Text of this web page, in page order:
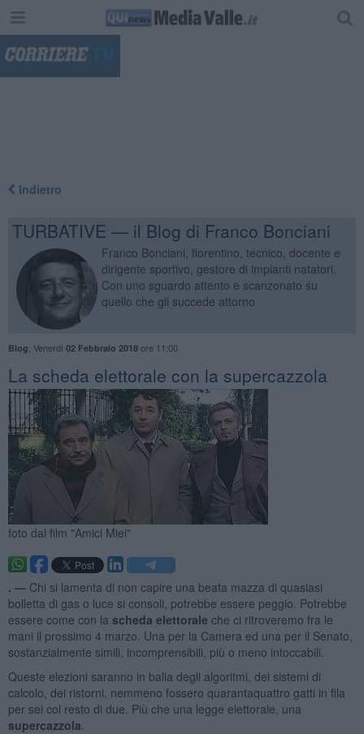
Indietro
TURBATIVE — il Blog di Franco Bonciani
Franco Bonciani, fiorentino, tecnico, docente e
dirigente sportivo, gestore di impianti natatori.
Con uno sguardo attento e scanzonato su
quello che gli succede attorno
Blog Venerdì 02 Febbraio 2018ore 11:00
La scheda elettorale con la supercazzola
foto dal film "Amici Miei"
. — Chi si lamenta di non capire una beata mazza di quasiasi
bolletta di gas o luce si consoli, potrebbe essere peggio. Potrebbe
essere come con la scheda elettorale che ci ritroveremo fra le
mani il prossimo 4 marzo. Una per la Camera ed una per il Senato,
sostanzialmente simili, incomprensibili, più o meno intoccabili.
Queste elezioni saranno in balia degli algoritmi, dei sistemi di
calcolo, dei ristorni, nemmeno fossero quarantaquattro gatti in fila
per sei col resto di due. Più che una legge elettorale, una
supercazzola